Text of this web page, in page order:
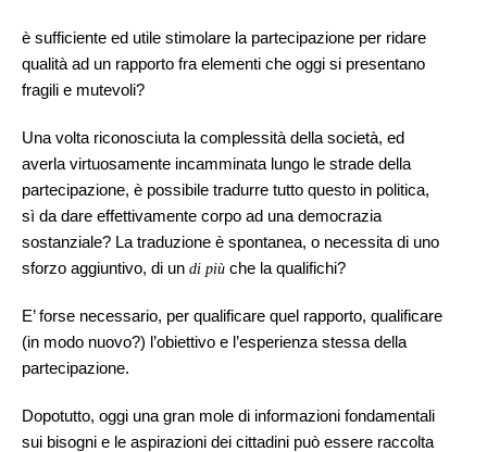
è sufficiente ed utile stimolare la partecipazione per ridare
qualità ad un rapporto fra elementi che oggi si presentano
fragili e mutevoli?
Una volta riconosciuta la complessità della società, ed
averla virtuosamente incamminata lungo le strade della
partecipazione, è possibile tradurre tutto questo in politica,
sì da dare effettivamente corpo ad una democrazia
sostanziale? La traduzione è spontanea, o necessita di uno
sforzo aggiuntivo, di un di più che la qualifichi?
E’ forse necessario, per qualificare quel rapporto, qualificare
(in modo nuovo?) l’obiettivo e l’esperienza stessa della
partecipazione.
Dopotutto, oggi una gran mole di informazioni fondamentali
sui bisogni e le aspirazioni dei cittadini può essere raccolta